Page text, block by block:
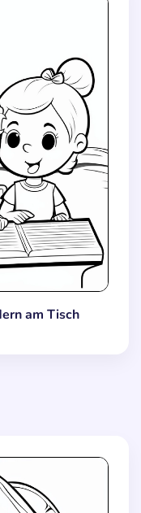
am Tisch